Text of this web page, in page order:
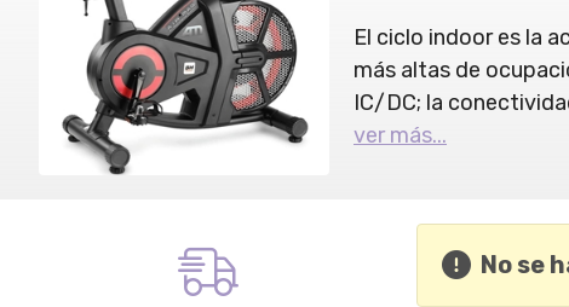
El ciclo indoor es la
más altas de
IC/DC; la
ver más...
No se